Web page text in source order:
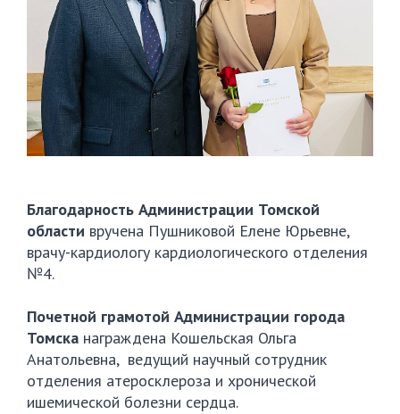
Благодарность Администрации Томской
области вручена Пушниковой Елене Юрьевне,
врачу-кардиологу кардиологического отделения
№4.
Почетной грамотой Администрации города
Томска награждена Кошельская Ольга
Анатольевна, ведущий научный сотрудник
отделения атеросклероза и хронической
ишемической болезни сердца.